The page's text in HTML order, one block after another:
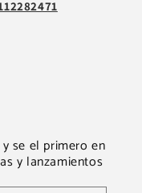
se el primero en
y lanzamientos